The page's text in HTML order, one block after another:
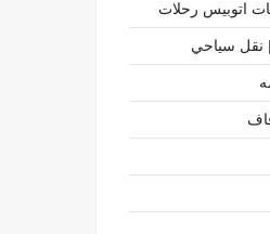
اتوبيس رحلات